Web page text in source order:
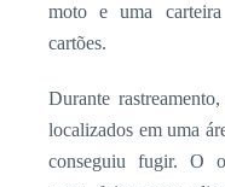
moto e uma
cartões.
Durante
localizados em uma
conseguiu fugir. O